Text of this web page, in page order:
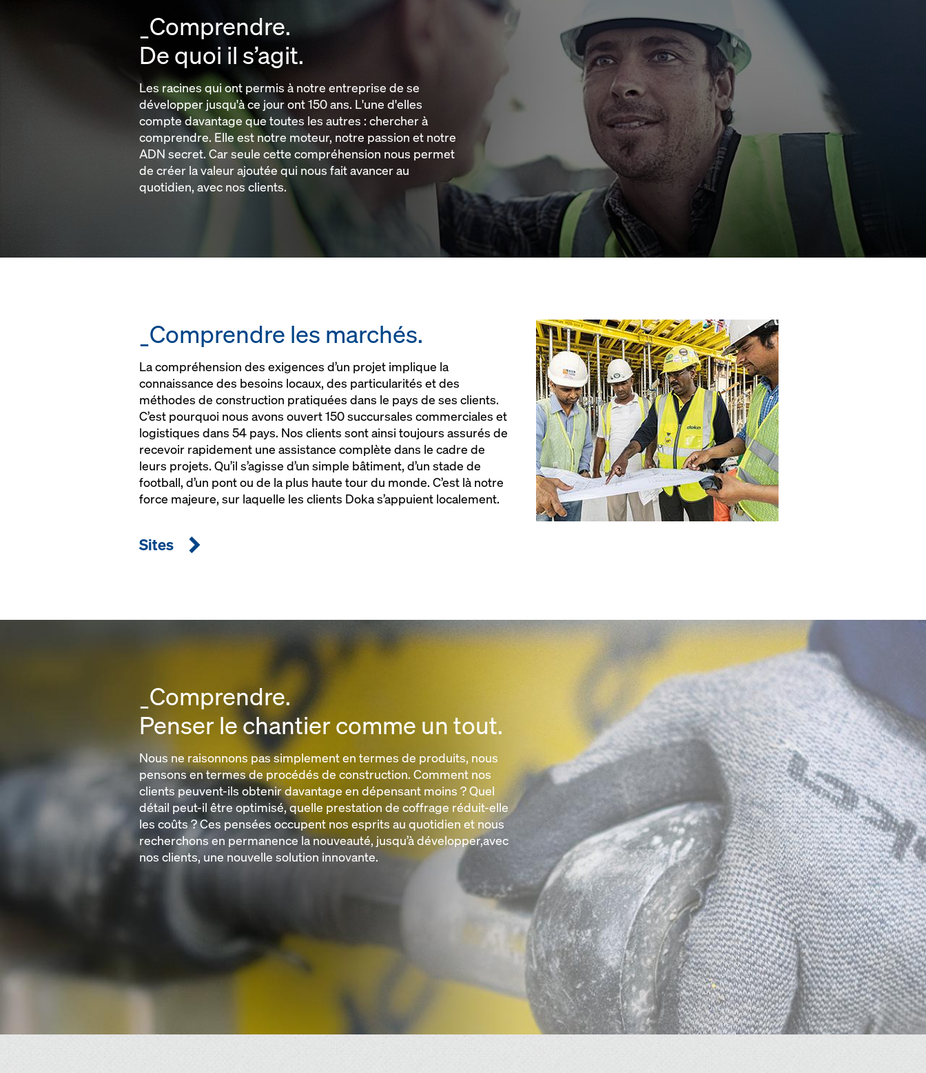
_Comprendre.
De quoi il s’agit.
Les racines qui ont permis à notre entreprise de se
développer jusqu'à ce jour ont 150 ans. L'une d'elles
compte davantage que toutes les autres : chercher à
comprendre. Elle est notre moteur, notre passion et notre
ADN secret. Car seule cette compréhension nous permet
de créer la valeur ajoutée qui nous fait avancer au
quotidien, avec nos clients.
_Comprendre les marchés.
La compréhension des exigences d’un projet implique la
connaissance des besoins locaux, des particularités et des
méthodes de construction pratiquées dans le pays de ses clients.
C’est pourquoi nous avons ouvert 150 succursales commerciales et
logistiques dans 54 pays. Nos clients sont ainsi toujours assurés de
recevoir rapidement une assistance complète dans le cadre de
leurs projets. Qu’il s’agisse d’un simple bâtiment, d’un stade de
football, d’un pont ou de la plus haute tour du monde. C’est là notre
force majeure, sur laquelle les clients Doka s’appuient localement.
Sites
_Comprendre.
Penser le chantier comme un tout.
Nous ne raisonnons pas simplement en termes de produits, nous
pensons en termes de procédés de construction. Comment nos
clients peuvent-ils obtenir davantage en dépensant moins ? Quel
détail peut-il être optimisé, quelle prestation de coffrage réduit-elle
les coûts ? Ces pensées occupent nos esprits au quotidien et nous
recherchons en permanence la nouveauté, jusqu’à développer,avec
nos clients, une nouvelle solution innovante.